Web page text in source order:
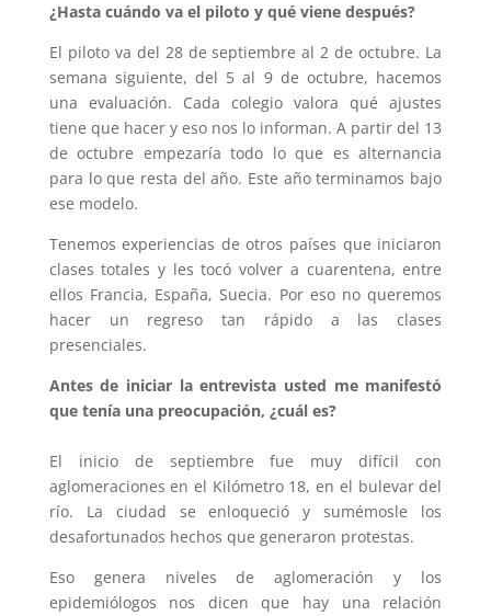
¿Hasta cuándo va el piloto y qué viene después?
El piloto va del 28 de septiembre al 2 de octubre. La
semana siguiente, del 5 al 9 de octubre, hacemos
una evaluación. Cada colegio valora qué ajustes
tiene que hacer y eso nos lo informan. A partir del 13
de octubre empezaría todo lo que es alternancia
para lo que resta del año. Este año terminamos bajo
ese modelo.
Tenemos experiencias de otros países que iniciaron
clases totales y les tocó volver a cuarentena, entre
ellos Francia, España, Suecia. Por eso no queremos
hacer un regreso tan rápido a las clases
presenciales.
Antes de iniciar la entrevista usted me manifestó
que tenía una preocupación, ¿cuál es?
El inicio de septiembre fue muy difícil con
aglomeraciones en el Kilómetro 18, en el bulevar del
río. La ciudad se enloqueció y sumémosle los
desafortunados hechos que generaron protestas.
Eso genera niveles de aglomeración y los
epidemiólogos nos dicen que hay una relación